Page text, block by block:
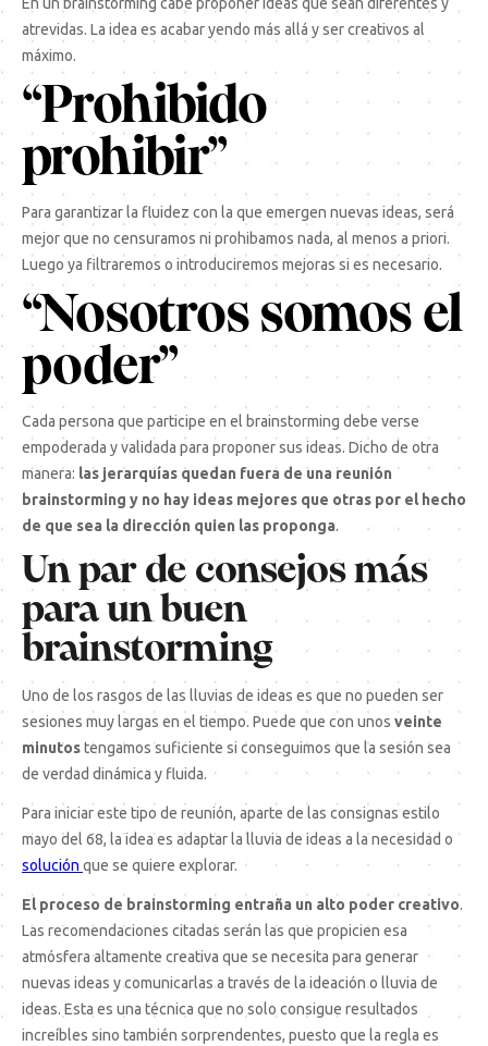
En un brainstorming cabe proponer ideas que sean diferentes y
atrevidas. La idea es acabar yendo más allá y ser creativos al
máximo.
“Prohibido
prohibir”
Para garantizar la fluidez con la que emergen nuevas ideas, será
mejor que no censuramos ni prohibamos nada, al menos a priori.
Luego ya filtraremos o introduciremos mejoras si es necesario.
“Nosotros somos el
poder”
Cada persona que participe en el brainstorming debe verse
empoderada y validada para proponer sus ideas. Dicho de otra
manera: las jerarquías quedan fuera de una reunión
brainstorming y no hay ideas mejores que otras por el hecho
de que sea la dirección quien las proponga.
Un par de consejos más
para un buen
brainstorming
Uno de los rasgos de las lluvias de ideas es que no pueden ser
sesiones muy largas en el tiempo. Puede que con unos veinte
minutostengamos suficiente si conseguimos que la sesión sea
de verdad dinámica y fluida.
Para iniciar este tipo de reunión, aparte de las consignas estilo
mayo del 68, la idea es adaptar la lluvia de ideas a la necesidad o
solución que se quiere explorar.
El proceso de brainstorming entraña un alto poder creativo.
Las recomendaciones citadas serán las que propicien esa
atmósfera altamente creativa que se necesita para generar
nuevas ideas y comunicarlas a través de la ideación o lluvia de
ideas. Esta es una técnica que no solo consigue resultados
increíbles sino también sorprendentes, puesto que la regla es